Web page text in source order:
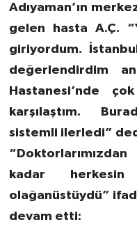
Adıyaman’ın
gelen hasta A.Ç.
giriyordum.
değerlendirdim
Hastanesi’nde
karşılaştım.
sistemli ilerledi”
kadar
olağanüstüydü”
devam etti: